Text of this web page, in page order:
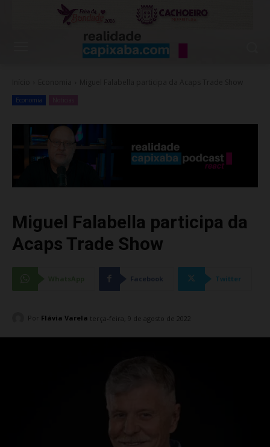
Economia
Miguel Falabella participa da
Acaps Trade Show
Facebook Twitter
Por Flávia Varela terça-feira, 9 de agosto de 2022